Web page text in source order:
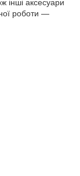
інші аксесуари
роботи —